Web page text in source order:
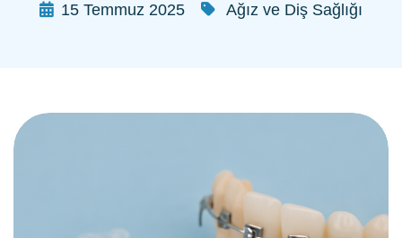
15 Temmuz 2025 Ağız ve Diş Sağlığı